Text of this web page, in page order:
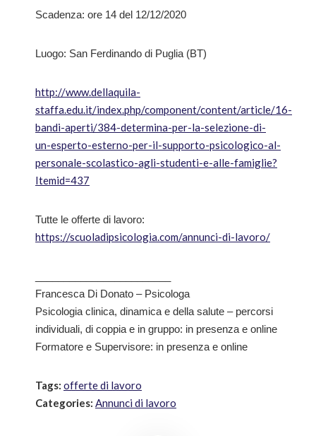
Scadenza: ore 14 del 12/12/2020
Luogo: San Ferdinando di Puglia (BT)
http://www.dellaquila-
staffa.edu.it/index.php/component/content/article/16-
bandi-aperti/384-determina-per-la-selezione-di-
un-esperto-esterno-per-il-supporto-psicologico-al-
personale-scolastico-agli-studenti-e-alle-famiglie?
Itemid=437
Tutte le offerte di lavoro:
https://scuoladipsicologia.com/annunci-di-lavoro/
Francesca Di Donato – Psicologa
Psicologia clinica, dinamica e della salute – percorsi
individuali, di coppia e in gruppo: in presenza e online
Formatore e Supervisore: in presenza e online
Tags: offerte di lavoro
Categories: Annunci di lavoro